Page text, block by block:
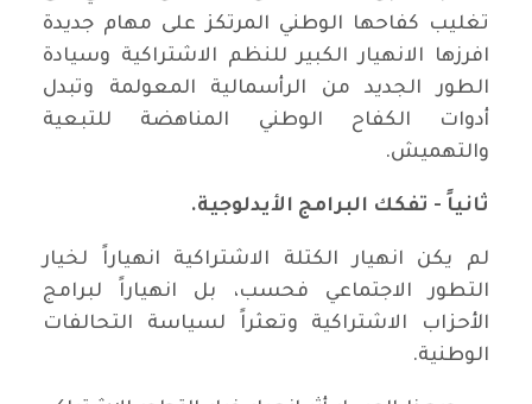
تغليب كفاحها الوطني المرتكز على مهام جديدة
افرزها الانهيار الكبير للنظم الاشتراكية وسيادة
الطور الجديد من الرأسمالية المعولمة وتبدل
أدوات الكفاح الوطني المناهضة للتبعية
والتهميش.
ثانياً - تفكك البرامج الأيدلوجية.
لم يكن انهيار الكتلة الاشتراكية انهياراً لخيار
التطور الاجتماعي فحسب، بل انهياراً لبرامج
الأحزاب الاشتراكية وتعثراً لسياسة التحالفات
الوطنية.